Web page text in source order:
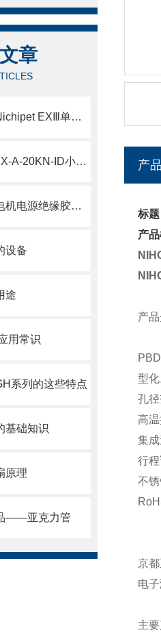
章
现货！日本理化工业Nichipet EXⅢ单道可调移液器技术介绍
玉崎现货 重磅推出LCX-A-20KN-ID小型压缩式载荷传感器
【小丸子上新】永森电机电源绝缘胶套50AMP现货
设备
途
用常识
系列的这些特点
基础知识
原理
——亚克力管
产
标
产
产
型
孔
高
集
行
不
京
电
主